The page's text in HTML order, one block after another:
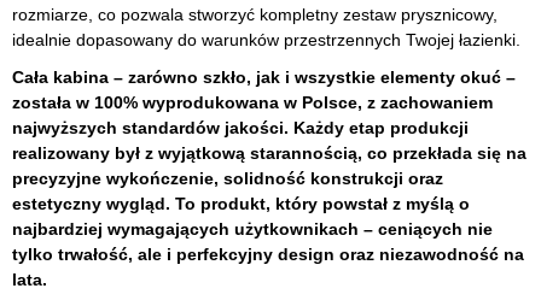
rozmiarze, co pozwala stworzyć kompletny zestaw prysznicowy,
idealnie dopasowany do warunków przestrzennych Twojej łazienki.
Cała kabina – zarówno szkło, jak i wszystkie elementy okuć –
została w 100% wyprodukowana w Polsce, z zachowaniem
najwyższych standardów jakości. Każdy etap produkcji
realizowany był z wyjątkową starannością, co przekłada się na
precyzyjne wykończenie, solidność konstrukcji oraz
estetyczny wygląd. To produkt, który powstał z myślą o
najbardziej wymagających użytkownikach – ceniących nie
tylko trwałość, ale i perfekcyjny design oraz niezawodność na
lata.